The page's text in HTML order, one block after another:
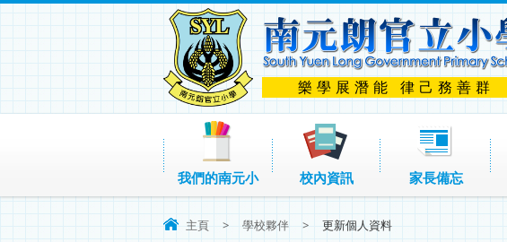
樂學展潛能 律己務善群
我們的南元小 校內資訊 家長備忘
主頁 > 學校夥伴 > 更新個人資料